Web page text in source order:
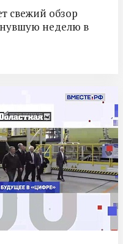
свежий обзор
неделю в